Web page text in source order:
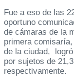
Fue a eso de las
oportuno
de cámaras de la
primera
de la ciudad,
por sujetos de
respectivamente.